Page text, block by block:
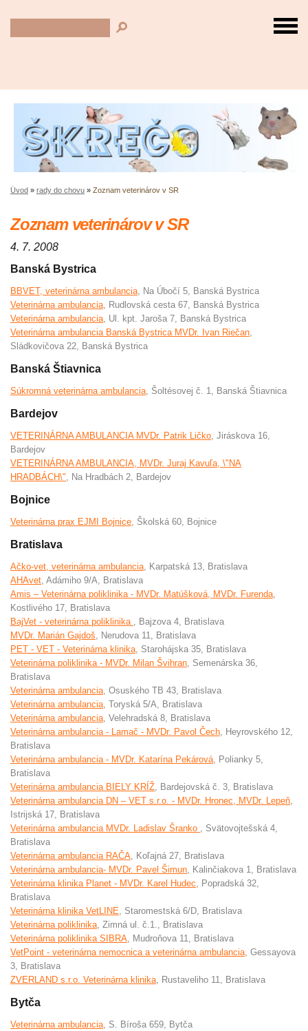
Úvod » rady do chovu » Zoznam veterinárov v SR
Zoznam veterinárov v SR
4. 7. 2008
Banská Bystrica
BBVET, veterinárna ambulancia, Na Úbočí 5, Banská Bystrica
Veterinárna ambulancia, Rudlovská cesta 67, Banská Bystrica
Veterinárna ambulancia, Ul. kpt. Jaroša 7, Banská Bystrica
Veterinárna ambulancia Banská Bystrica MVDr. Ivan Riečan,
Sládkovičova 22, Banská Bystrica
Banská Štiavnica
Súkromná veterinárna ambulancia, Šoltésovej č. 1, Banská Štiavnica
Bardejov
VETERINÁRNA AMBULANCIA MVDr. Patrik Ličko, Jiráskova 16,
Bardejov
VETERINÁRNA AMBULANCIA, MVDr. Juraj Kavuľa, \"NA
HRADBÁCH\", Na Hradbách 2, Bardejov
Bojnice
Veterinárna prax EJMI Bojnice, Školská 60, Bojnice
Bratislava
Ačko-vet, veterinárna ambulancia, Karpatská 13, Bratislava
AHAvet, Adámiho 9/A, Bratislava
Amis – Veterinárna poliklinika - MVDr. Matúšková, MVDr. Furenda,
Kostlivého 17, Bratislava
BajVet - veterinárna poliklinika , Bajzova 4, Bratislava
MVDr. Marián Gajdoš, Nerudova 11, Bratislava
PET - VET - Veterinárna klinika, Starohájska 35, Bratislava
Veterinárna poliklinika - MVDr. Milan Švihran, Semenárska 36,
Bratislava
Veterinárna ambulancia, Osuského TB 43, Bratislava
Veterinárna ambulancia, Toryská 5/A, Bratislava
Veterinárna ambulancia, Velehradská 8, Bratislava
Veterinárna ambulancia - Lamač - MVDr. Pavol Čech, Heyrovského 12,
Bratislava
Veterinárna ambulancia - MVDr. Katarína Pekárová, Polianky 5,
Bratislava
Veterinárna ambulancia BIELY KRÍŽ, Bardejovská č. 3, Bratislava
Veterinárna ambulancia DN – VET s.r.o. - MVDr. Hronec, MVDr. Lepeň,
Istrijská 17, Bratislava
Veterinárna ambulancia MVDr. Ladislav Šranko , Svätovojtešská 4,
Bratislava
Veterinárna ambulancia RAČA, Koľajná 27, Bratislava
Veterinárna ambulancia- MVDr. Pavel Šimun, Kalinčiakova 1, Bratislava
Veterinárna klinika Planet - MVDr. Karel Hudec, Popradská 32,
Bratislava
Veterinárna klinika VetLINE, Staromestská 6/D, Bratislava
Veterinárna poliklinika, Zimná ul. č.1., Bratislava
Veterinárna poliklinika SIBRA, Mudroňova 11, Bratislava
VetPoint - veterinárna nemocnica a veterinárna ambulancia, Gessayova
3, Bratislava
ZVERLAND s.r.o. Veterinárna klinika, Rustaveliho 11, Bratislava
Bytča
Veterinárna ambulancia, S. Bíroša 659, Bytča